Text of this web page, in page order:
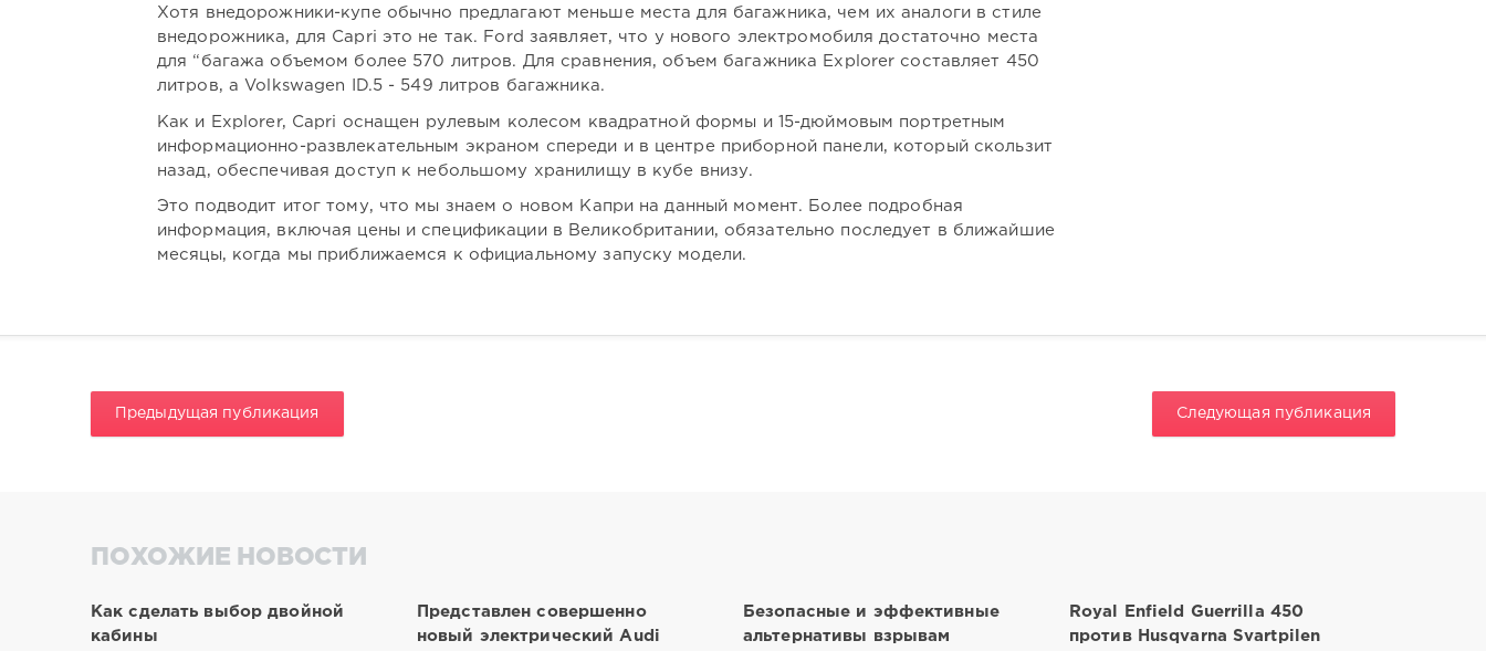
Хотя внедорожники-купе обычно предлагают меньше места для багажника, чем их аналоги в стиле
внедорожника, для Capri это не так. Ford заявляет, что у нового электромобиля достаточно места
для “багажа объемом более 570 литров. Для сравнения, объем багажника Explorer составляет 450
литров, а Volkswagen ID.5 - 549 литров багажника.
Как и Explorer, Capri оснащен рулевым колесом квадратной формы и 15-дюймовым портретным
информационно-развлекательным экраном спереди и в центре приборной панели, который скользит
назад, обеспечивая доступ к небольшому хранилищу в кубе внизу.
Это подводит итог тому, что мы знаем о новом Капри на данный момент. Более подробная
информация, включая цены и спецификации в Великобритании, обязательно последует в ближайшие
месяцы, когда мы приближаемся к официальному запуску модели.
Предыдущая публикация Следующая публикация
ПОХОЖИЕ НОВОСТИ
Как сделать выбор двойной
кабины
Представлен совершенно
новый электрический Audi
Безопасные и эффективные
альтернативы взрывам
Royal Enfield Guerrilla 450
против Husqvarna Svartpilen